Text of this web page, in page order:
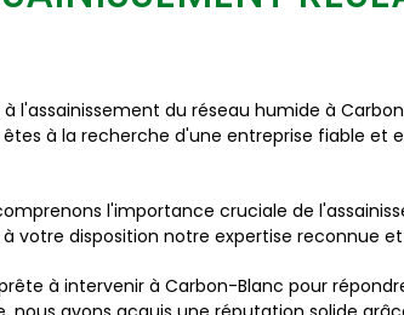
l'assainissement du réseau humide à
êtes à la recherche d'une entreprise fiable
comprenons l'importance cruciale de
votre disposition notre expertise reconnue
à intervenir à Carbon-Blanc pour